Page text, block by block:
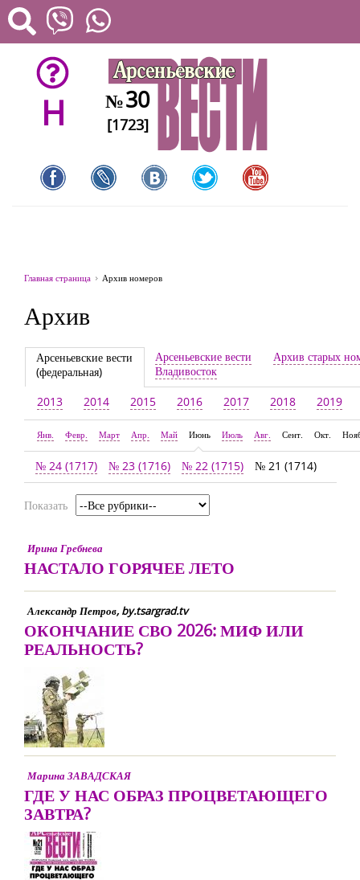
H №30
[1723]
Главная страница Архив номеров
Архив
Арсеньевские вести
(федеральная)
Арсеньевские вести
Владивосток
Архив старых
2013 2014 2015 2016 2017 2018 2019
Янв. Февр. Март Апр. Май Июнь Июль Авг. Сент. Окт.
№ 24 (1717) № 23 (1716) № 22 (1715) № 21 (1714)
Показать
Ирина Гребнева
НАСТАЛО ГОРЯЧЕЕ ЛЕТО
Александр Петров, by.tsargrad.tv
ОКОНЧАНИЕ СВО 2026: МИФ ИЛИ
РЕАЛЬНОСТЬ?
Марина ЗАВАДСКАЯ
ГДЕ У НАС ОБРАЗ ПРОЦВЕТАЮЩЕГО
ЗАВТРА?